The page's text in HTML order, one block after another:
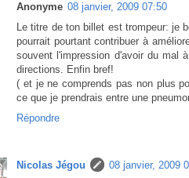
Anonyme 08 janvier, 2009 07:50
Le titre de ton billet est trompeur: je
pourrait pourtant contribuer à
souvent l'impression d'avoir du mal
directions. Enfin bref!
( et je ne comprends pas non plus
ce que je prendrais entre une
Répondre
Nicolas Jégou
08 janvier, 2009